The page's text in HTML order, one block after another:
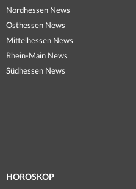
Nordhessen News
Osthessen News
Mittelhessen News
Rhein-Main News
Südhessen News
HOROSKOP